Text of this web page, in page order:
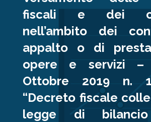
fiscali e dei
nell’ambito dei
appalto o di
opere e servizi –
Ottobre 2019 n.
“Decreto fiscale
legge di bilancio